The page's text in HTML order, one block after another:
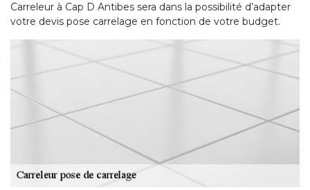
Carreleur à Cap D Antibes sera dans la possibilité d’adapter
votre devis pose carrelage en fonction de votre budget.